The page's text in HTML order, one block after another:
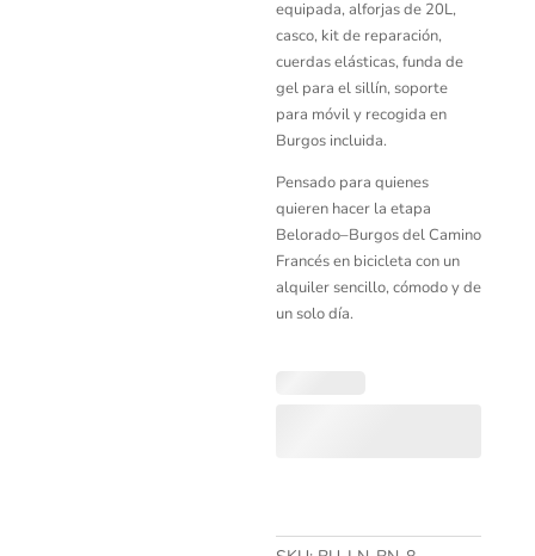
equipada, alforjas de 20L,
casco, kit de reparación,
cuerdas elásticas, funda de
gel para el sillín, soporte
para móvil y recogida en
Burgos incluida.
Pensado para quienes
quieren hacer la etapa
Belorado–Burgos del Camino
Francés en bicicleta con un
alquiler sencillo, cómodo y de
un solo día.